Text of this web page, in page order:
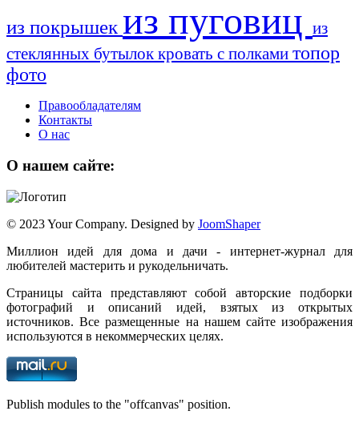
из покрышек из пуговиц из
стеклянных бутылоккровать с полками топор
фото
Правообладателям
Контакты
О нас
О нашем сайте:
© 2023 Your Company. Designed by JoomShaper
Миллион идей для дома и дачи - интернет-журнал для
любителей мастерить и рукодельничать.
Страницы сайта представляют собой авторские подборки
фотографий и описаний идей, взятых из открытых
источников. Все размещенные на нашем сайте изображения
используются в некоммерческих целях.
Publish modules to the "offcanvas" position.